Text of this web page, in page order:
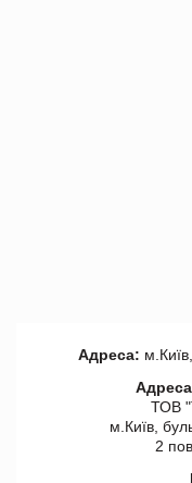
Адреса:
Адреса
ТОВ
м.Київ,
2